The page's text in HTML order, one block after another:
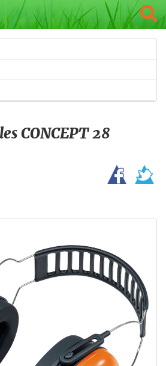
CONCEPT 28